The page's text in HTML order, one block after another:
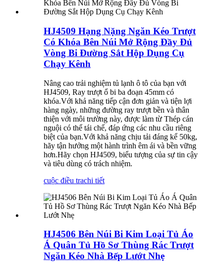
HJ4509 Hạng Nặng Ngăn Kéo Trượt
Có Khóa Bên Núi Mở Rộng Đầy Đủ
Vòng Bi Đường Sắt Hộp Dụng Cụ
Chạy Kênh
Nâng cao trải nghiệm tủ lạnh ô tô của bạn với
HJ4509, Ray trượt ổ bi ba đoạn 45mm có
khóa.Với khả năng tiếp cận đơn giản và tiện lợi
hàng ngày, những đường ray trượt bền và thân
thiện với môi trường này, được làm từ Thép cán
nguội có thể tái chế, đáp ứng các nhu cầu riêng
biệt của bạn.Với khả năng chịu tải đáng kể 50kg,
hãy tận hưởng một hành trình êm ái và bền vững
hơn.Hãy chọn HJ4509, biểu tượng của sự tin cậy
và tiêu dùng có trách nhiệm.
cuộc điều trachi tiết
HJ4506 Bên Núi Bi Kim Loại Tủ Áo
Á Quân Tủ Hồ Sơ Thùng Rác Trượt
Ngăn Kéo Nhà Bếp Lướt Nhẹ